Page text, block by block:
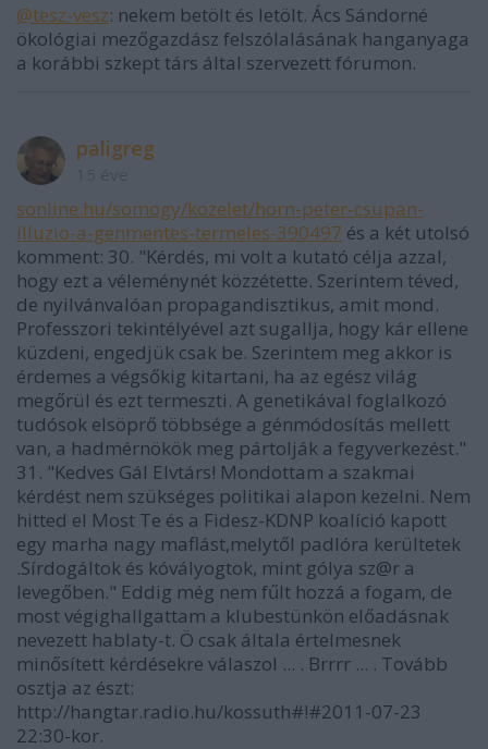
@tesz-vesz: nekem betölt és letölt. Ács Sándorné
ökológiai mezőgazdász felszólalásának hanganyaga
a korábbi szkept társ által szervezett fórumon.
paligreg
sonline.hu/somogy/kozelet/horn-peter-csupan-
illuzio-a-genmentes-termeles-390497 és a két utolsó
komment: 30. "Kérdés, mi volt a kutató célja azzal,
hogy ezt a véleménynét közzétette. Szerintem téved,
de nyilvánvalóan propagandisztikus, amit mond.
Professzori tekintélyével azt sugallja, hogy kár ellene
küzdeni, engedjük csak be. Szerintem meg akkor is
érdemes a végsőkig kitartani, ha az egész világ
megőrül és ezt termeszti. A genetikával foglalkozó
tudósok elsöprő többsége a génmódosítás mellett
van, a hadmérnökök meg pártolják a fegyverkezést."
31. "Kedves Gál Elvtárs! Mondottam a szakmai
kérdést nem szükséges politikai alapon kezelni. Nem
hitted el Most Te és a Fidesz-KDNP koalíció kapott
egy marha nagy maflást,melytől padlóra kerültetek
.Sírdogáltok és kóvályogtok, mint gólya sz@r a
levegőben." Eddig még nem fűlt hozzá a fogam, de
most végighallgattam a klubestünkön előadásnak
nevezett hablaty-t. Ö csak általa értelmesnek
minősített kérdésekre válaszol ... . Brrrr ... . Tovább
osztja az észt:
http://hangtar.radio.hu/kossuth#!#2011-07-23
22:30-kor.